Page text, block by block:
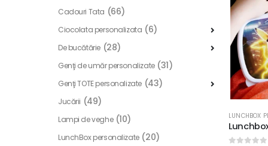
LUNCHBOX
Cadouri Tata (66)
Ciocolata personalizata (6)
De bucătărie (28)
Genţi de umăr personalizate (31)
Genţi TOTE personalizate (43)
Jucării (49)
Lampi de veghe (10)
LunchBox personalizate (20)